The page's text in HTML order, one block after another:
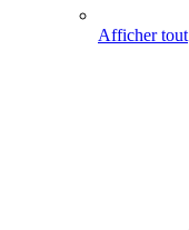
Afficher tout